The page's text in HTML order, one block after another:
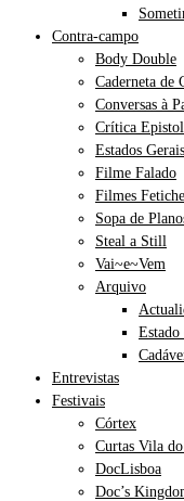
Contra-campo
Body Double
Caderneta de
Conversas à
Crítica
Estados Gerais
Filme Falado
Filmes Fetiche
Sopa de
Steal a Still
Vai~e~Vem
Arquivo
Entrevistas
Festivais
Córtex
Curtas Vila
DocLisboa
Doc’s